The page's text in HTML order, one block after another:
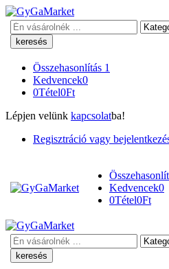
Keresés
Összehasonlítás 1
Kedvencek0
0Tétel0Ft
Lépjen velünk kapcsolatba!
Regisztráció vagy
Kedvencek0
0Tétel0Ft
Keresés